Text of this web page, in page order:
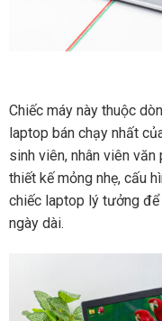
Chiếc máy này thuộc
laptop bán chạy nhất
sinh viên, nhân viên
thiết kế mỏng nhẹ, cấu
chiếc laptop lý tưởng
ngày dài.